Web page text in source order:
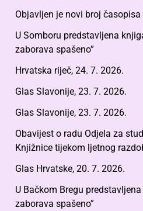
Objavljen je novi broj
U Somboru predstavljena
zaborava spašeno”
Hrvatska riječ, 24. 7. 2026.
Glas Slavonije, 23. 7. 2026.
Glas Slavonije, 23. 7. 2026.
Obavijest o radu Odjela za
Knjižnice tijekom ljetnog
Glas Hrvatske, 20. 7. 2026.
U Bačkom Bregu
zaborava spašeno”